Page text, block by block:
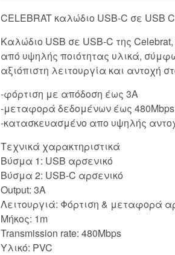
CELEBRAT καλώδιο USB-C σε USB
Καλώδιο USB σε USB-C της
από υψηλής ποιότητας υλικά,
αξιόπιστη λειτουργία και αντοχή
-φόρτιση με απόδοση έως 3A
-μεταφορά δεδομένων έως 480Mbps
-κατασκευασμένο απο υψηλής
Τεχνικά χαρακτηριστικά
Βύσμα 1: USB αρσενικό
Βύσμα 2: USB-C αρσενικό
Output: 3A
Λειτουργιά: Φόρτιση & μεταφορά
Μήκος: 1m
Transmission rate: 480Mbps
Υλικό: PVC